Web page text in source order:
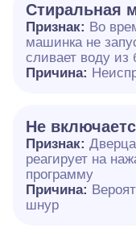
Cтиральная
Признак: Во
машинка не
сливает воду из
Причина:
Не
Признак:
реагирует на
программу
Причина:
шнур